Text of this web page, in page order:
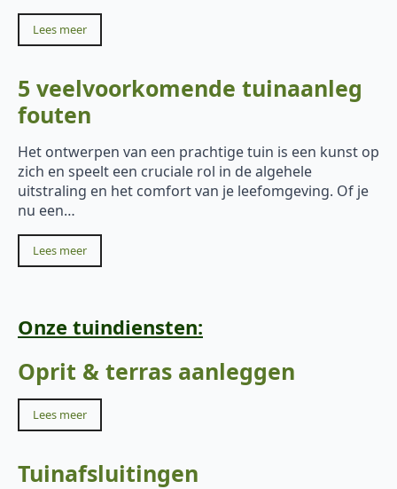
Lees meer
5 veelvoorkomende tuinaanleg
fouten
Het ontwerpen van een prachtige tuin is een kunst op
zich en speelt een cruciale rol in de algehele
uitstraling en het comfort van je leefomgeving. Of je
nu een…
Lees meer
Onze tuindiensten:
Oprit & terras aanleggen
Lees meer
Tuinafsluitingen